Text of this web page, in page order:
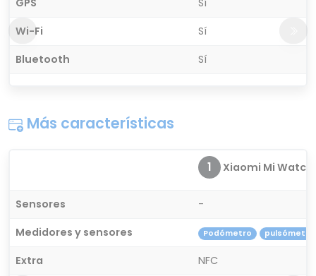
GPS
Sí
Wi-Fi
Sí
Bluetooth
Sí
Más características
1 Xiaomi Mi Watch
Sensores
-
Medidores y sensores
Podómetro pulsómetro
Extra
NFC